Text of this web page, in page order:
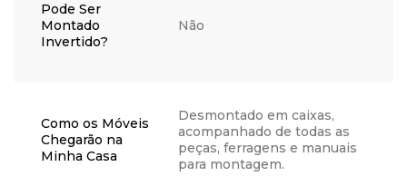
Pode Ser
Montado
Invertido?
Não
Como os Móveis
Chegarão na
Minha Casa
Desmontado em caixas,
acompanhado de todas as
peças, ferragens e manuais
para montagem.